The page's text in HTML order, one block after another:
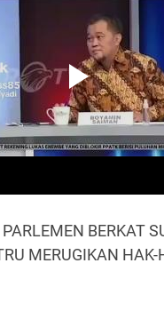
BERKAT
MERUGIKAN HAK-